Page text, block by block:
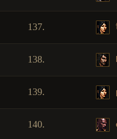
137.
138.
139.
140.